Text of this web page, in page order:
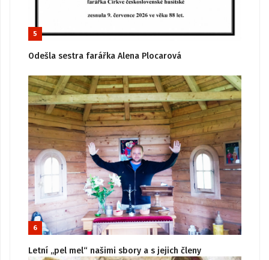
5
Odešla sestra farářka Alena Plocarová
6
Letní „pel mel“ našimi sbory a s jejich členy